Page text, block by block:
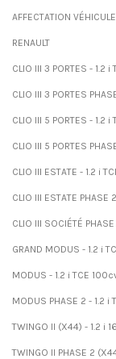
AFFECTATION
RENAULT
CLIO III 3 PORTES - 1.2 i
CLIO III 3 PORTES
CLIO III 5 PORTES - 1.2 i
CLIO III 5 PORTES
CLIO III ESTATE - 1.2 i
CLIO III ESTATE
CLIO III SOCIÉTÉ
GRAND MODUS - 1.2 i
MODUS - 1.2 i TCE
MODUS PHASE 2 - 1.2
TWINGO II (X44) - 1.2 i
TWINGO II PHASE 2